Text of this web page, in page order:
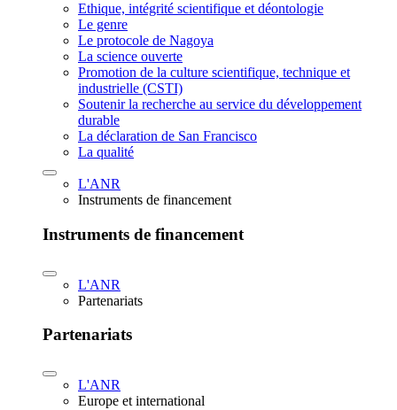
Ethique, intégrité scientifique et déontologie
Le genre
Le protocole de Nagoya
La science ouverte
Promotion de la culture scientifique, technique et
industrielle (CSTI)
Soutenir la recherche au service du développement
durable
La déclaration de San Francisco
La qualité
L'ANR
Instruments de financement
Instruments de financement
L'ANR
Partenariats
Partenariats
L'ANR
Europe et international